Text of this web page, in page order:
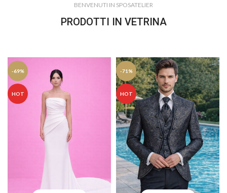
BENVENUTI IN SPOSATELIER
PRODOTTI IN VETRINA
-69%
HOT
-71%
HOT